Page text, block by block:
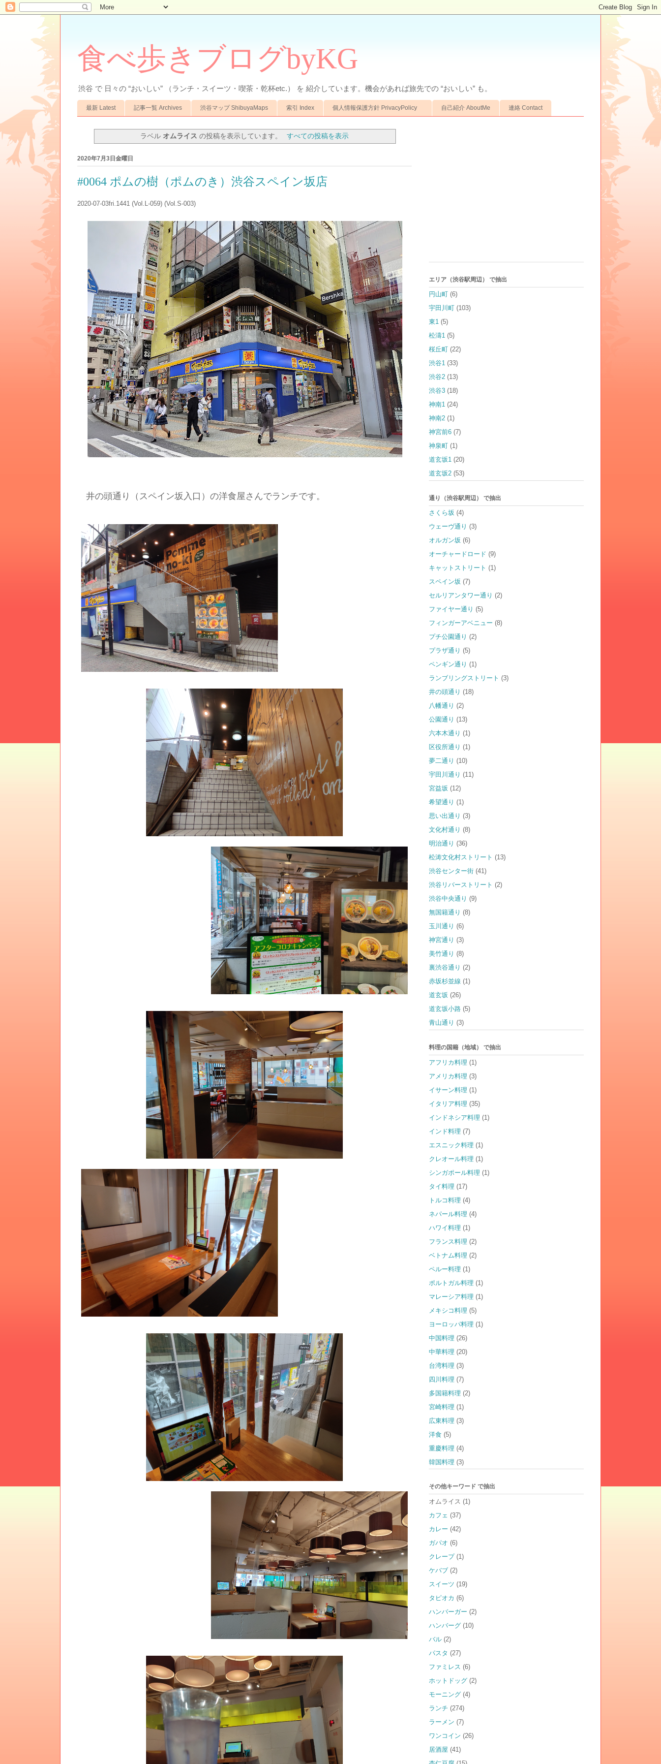
食べ歩きブログbyKG
渋谷 で 日々の “おいしい” （ランチ・スイーツ・喫茶・乾杯etc.） を 紹介しています。機会があれば旅先での “おいしい” も。
最新 Latest 記事一覧 Archives 渋谷マップ ShibuyaMaps 索引 Index 個人情報保護方針 PrivacyPolicy 自己紹介 AboutMe 連絡 Contact
ラベル オムライス の投稿を表示しています。 すべての投稿を表示
2020年7月3日金曜日
#0064 ポムの樹（ポムのき）渋谷スペイン坂店
2020-07-03fri.1441 (Vol.L-059) (Vol.S-003)
井の頭通り（スペイン坂入口）の洋食屋さんでランチです。
エリア（渋谷駅周辺） で抽出
円山町 (6)
宇田川町 (103)
東1 (5)
松濤1 (5)
桜丘町 (22)
渋谷1 (33)
渋谷2 (13)
渋谷3 (18)
神南1 (24)
神南2 (1)
神宮前6 (7)
神泉町 (1)
道玄坂1 (20)
道玄坂2 (53)
通り（渋谷駅周辺） で抽出
さくら坂 (4)
ウェーヴ通り (3)
オルガン坂 (6)
オーチャードロード (9)
キャットストリート (1)
スペイン坂 (7)
セルリアンタワー通り (2)
ファイヤー通り (5)
フィンガーアベニュー (8)
プチ公園通り (2)
プラザ通り (5)
ペンギン通り (1)
ランブリングストリート (3)
井の頭通り (18)
八幡通り (2)
公園通り (13)
六本木通り (1)
区役所通り (1)
夢二通り (10)
宇田川通り (11)
宮益坂 (12)
希望通り (1)
思い出通り (3)
文化村通り (8)
明治通り (36)
松涛文化村ストリート (13)
渋谷センター街 (41)
渋谷リバーストリート (2)
渋谷中央通り (9)
無国籍通り (8)
玉川通り (6)
神宮通り (3)
美竹通り (8)
裏渋谷通り (2)
赤坂杉並線 (1)
道玄坂 (26)
道玄坂小路 (5)
青山通り (3)
料理の国籍（地域） で抽出
アフリカ料理 (1)
アメリカ料理 (3)
イサーン料理 (1)
イタリア料理 (35)
インドネシア料理 (1)
インド料理 (7)
エスニック料理 (1)
クレオール料理 (1)
シンガポール料理 (1)
タイ料理 (17)
トルコ料理 (4)
ネパール料理 (4)
ハワイ料理 (1)
フランス料理 (2)
ベトナム料理 (2)
ペルー料理 (1)
ポルトガル料理 (1)
マレーシア料理 (1)
メキシコ料理 (5)
ヨーロッパ料理 (1)
中国料理 (26)
中華料理 (20)
台湾料理 (3)
四川料理 (7)
多国籍料理 (2)
宮崎料理 (1)
広東料理 (3)
洋食 (5)
重慶料理 (4)
韓国料理 (3)
その他キーワード で抽出
オムライス (1)
カフェ (37)
カレー (42)
ガパオ (6)
クレープ (1)
ケバブ (2)
スイーツ (19)
タピオカ (6)
ハンバーガー (2)
ハンバーグ (10)
バル (2)
パスタ (27)
ファミレス (6)
ホットドッグ (2)
モーニング (4)
ランチ (274)
ラーメン (7)
ワンコイン (26)
居酒屋 (41)